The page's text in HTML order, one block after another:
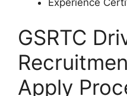
GSRTC
Apply